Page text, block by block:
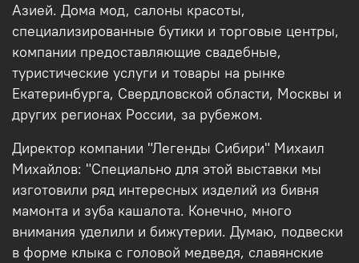
Азией. Дома мод, салоны красоты,
специализированные бутики и торговые центры,
компании предоставляющие свадебные,
туристические услуги и товары на рынке
Екатеринбурга, Свердловской области, Москвы и
других регионах России, за рубежом.
Директор компании "Легенды Сибири" Михаил
Михайлов: "Специально для этой выставки мы
изготовили ряд интересных изделий из бивня
мамонта и зуба кашалота. Конечно, много
внимания уделили и бижутерии. Думаю, подвески
в форме клыка с головой медведя, славянские